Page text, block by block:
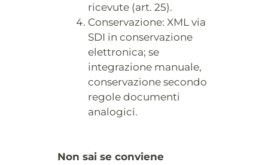
ricevute (art. 25).
Conservazione: XML via
SDI in conservazione
elettronica; se
integrazione manuale,
conservazione secondo
regole documenti
analogici.
Non sai se conviene